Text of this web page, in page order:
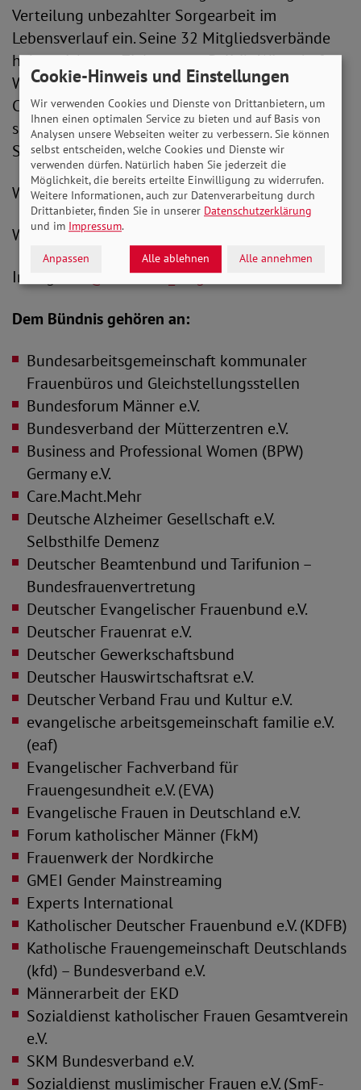
Verteilung unbezahlter Sorgearbeit im
Lebensverlauf ein. Seine 32 Mitgliedsverbände
haben sich zum Ziel gesetzt, Politik, Wirtschaft,
Wissenschaft und Gesellschaft für den Gender
Care Gap und seine Auswirkungen zu
sensibilisieren und sich für die Schließung der
Sorgelücke einzusetzen.
Weitere Informationen:
Website:www.sorgearbeit-fair-teilen.de
Instagram:
@buendnis_sorgearbeit
Dem Bündnis gehören an:
Bundesarbeitsgemeinschaft kommunaler
Frauenbüros und Gleichstellungsstellen
Bundesforum Männer e.V.
Bundesverband der Mütterzentren e.V.
Business and Professional Women (BPW)
Germany e.V.
Care.Macht.Mehr
Deutsche Alzheimer Gesellschaft e.V.
Selbsthilfe Demenz
Deutscher Beamtenbund und Tarifunion –
Bundesfrauenvertretung
Deutscher Evangelischer Frauenbund e.V.
Deutscher Frauenrat e.V.
Deutscher Gewerkschaftsbund
Deutscher Hauswirtschaftsrat e.V.
Deutscher Verband Frau und Kultur e.V.
evangelische arbeitsgemeinschaft familie e.V.
(eaf)
Evangelischer Fachverband für
Frauengesundheit e.V. (EVA)
Evangelische Frauen in Deutschland e.V.
Forum katholischer Männer (FkM)
Frauenwerk der Nordkirche
GMEI Gender Mainstreaming
Experts International
Katholischer Deutscher Frauenbund e.V. (KDFB)
Katholische Frauengemeinschaft Deutschlands
(kfd) – Bundesverband e.V.
Männerarbeit der EKD
Sozialdienst katholischer Frauen Gesamtverein
e.V.
SKM Bundesverband e.V.
Sozialdienst muslimischer Frauen e.V. (SmF-
Cookie-Hinweis und Einstellungen
Wir verwenden Cookies und Dienste von Drittanbietern, um
Ihnen einen optimalen Service zu bieten und auf Basis von
Analysen unsere Webseiten weiter zu verbessern. Sie können
selbst entscheiden, welche Cookies und Dienste wir
verwenden dürfen. Natürlich haben Sie jederzeit die
Möglichkeit, die bereits erteilte Einwilligung zu widerrufen.
Weitere Informationen, auch zur Datenverarbeitung durch
Drittanbieter, finden Sie in unserer Datenschutzerklärung
und im Impressum.
Anpassen Alle ablehnen Alle annehmen